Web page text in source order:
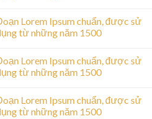
Lorem Ipsum chuẩn, được sử
từ những năm 1500
Lorem Ipsum chuẩn, được sử
từ những năm 1500
Lorem Ipsum chuẩn, được sử
từ những năm 1500